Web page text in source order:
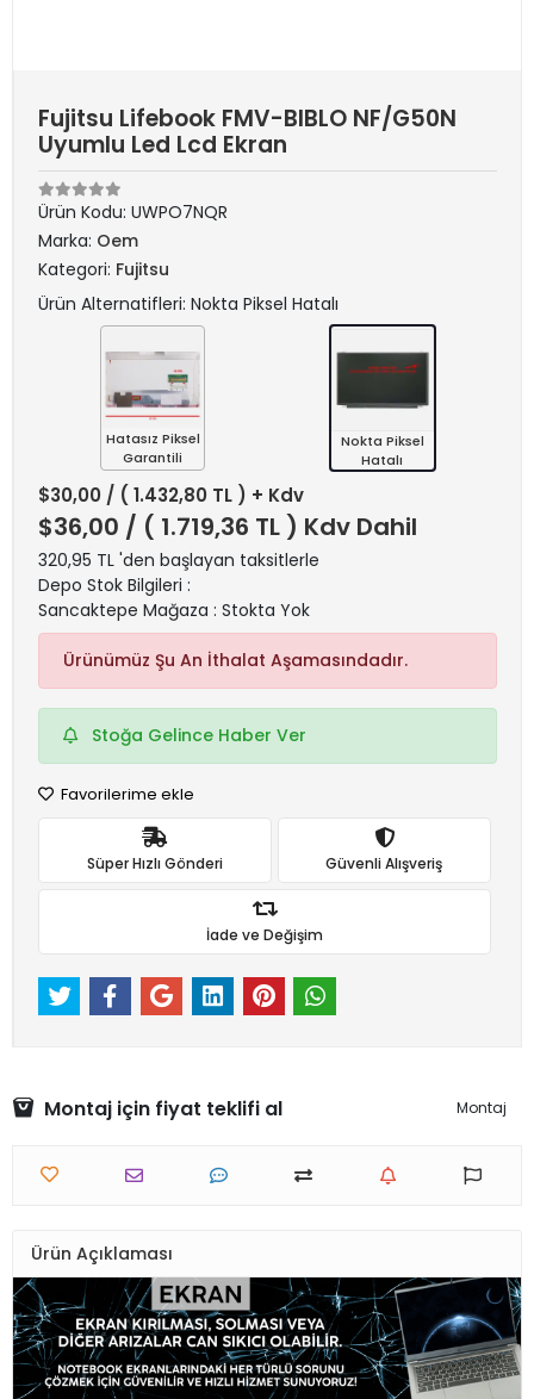
Fujitsu Lifebook FMV-BIBLO NF/G50N
Uyumlu Led Lcd Ekran
Ürün Kodu: UWPO7NQR
Marka: Oem
Kategori: Fujitsu
Ürün Alternatifleri: Nokta Piksel Hatalı
Hatasız Piksel
Garantili
Nokta Piksel
Hatalı
$30,00 / ( 1.432,80 TL ) + Kdv
$36,00 / ( 1.719,36 TL ) Kdv Dahil
320,95 TL 'den başlayan taksitlerle
Depo Stok Bilgileri :
Sancaktepe Mağaza : Stokta Yok
Ürünümüz Şu An İthalat Aşamasındadır.
Stoğa Gelince Haber Ver
Favorilerime ekle
Süper Hızlı Gönderi Güvenli Alışveriş
İade ve Değişim
Montaj için fiyat teklifi al Montaj
Ürün Açıklaması